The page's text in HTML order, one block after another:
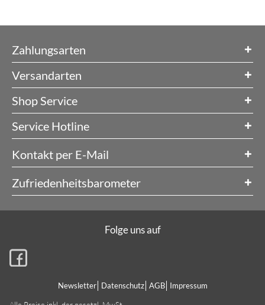
Zahlungsarten
Versandarten
Shop Service
Service Hotline
Kontakt per E-Mail
Zufriedenheitsbarometer
Newsletter Datenschutz AGB Impressum
Folge uns auf